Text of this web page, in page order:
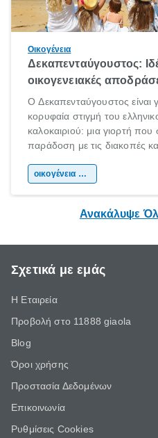
Οικογένεια
Δεκαπενταύγουστος:
οικογενειακές
Ο Δεκαπενταύγουστος είναι
κορυφαία στιγμή του
καλοκαιριού: μια γιορτή που
παράδοση με τις διακοπές
χώρας. Είτε πρόκειται για
οικογένεια & παιδί
Ανακάλυψε
Σχετικά με εμάς
Η Εταιρεία
Προβολή στο 11888 giaola
Blog
Όροι χρήσης
Προστασία Δεδομένων
Επικοινωνία
Ρυθμίσεις Cookies